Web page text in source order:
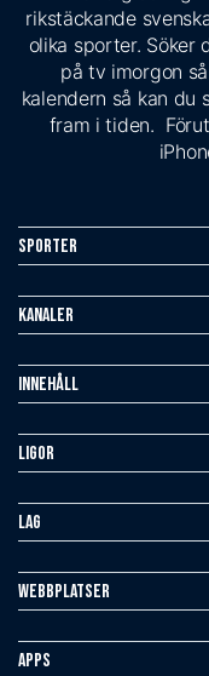
rikstäckande
olika sporter.
på tv imorgon
kalendern så kan
fram i tiden.
Sporter
Kanaler
Innehåll
Ligor
Lag
Webbplatser
Apps